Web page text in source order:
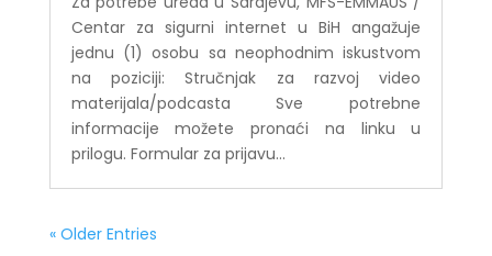
Centar za sigurni internet u BiH angažuje
jednu (1) osobu sa neophodnim iskustvom
na poziciji: Stručnjak za razvoj video
materijala/podcasta Sve potrebne
informacije možete pronaći na linku u
prilogu. Formular za prijavu...
« Older Entries